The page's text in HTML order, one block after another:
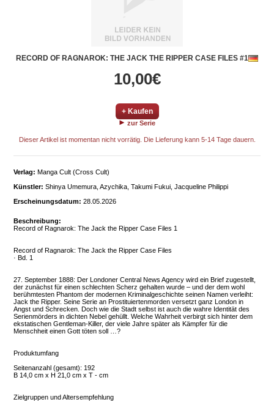
RECORD OF RAGNAROK: THE JACK THE RIPPER CASE FILES #1
10,00€
+ Kaufen
zur Serie
Dieser Artikel ist momentan nicht vorrätig. Die Lieferung kann 5-14 Tage dauern.
Verlag: Manga Cult (Cross Cult)
Künstler: Shinya Umemura, Azychika, Takumi Fukui, Jacqueline Philippi
Erscheinungsdatum: 28.05.2026
Beschreibung:
Record of Ragnarok: The Jack the Ripper Case Files 1
Record of Ragnarok: The Jack the Ripper Case Files
· Bd. 1
27. September 1888: Der Londoner Central News Agency wird ein Brief zugestellt,
der zunächst für einen schlechten Scherz gehalten wurde – und der dem wohl
berühmtesten Phantom der modernen Kriminalgeschichte seinen Namen verleiht:
Jack the Ripper. Seine Serie an Prostituiertenmorden versetzt ganz London in
Angst und Schrecken. Doch wie die Stadt selbst ist auch die wahre Identität des
Serienmörders in dichten Nebel gehüllt. Welche Wahrheit verbirgt sich hinter dem
ekstatischen Gentleman-Killer, der viele Jahre später als Kämpfer für die
Menschheit einen Gott töten soll …?
Produktumfang
Seitenanzahl (gesamt): 192
B 14,0 cm x H 21,0 cm x T - cm
Zielgruppen und Altersempfehlung